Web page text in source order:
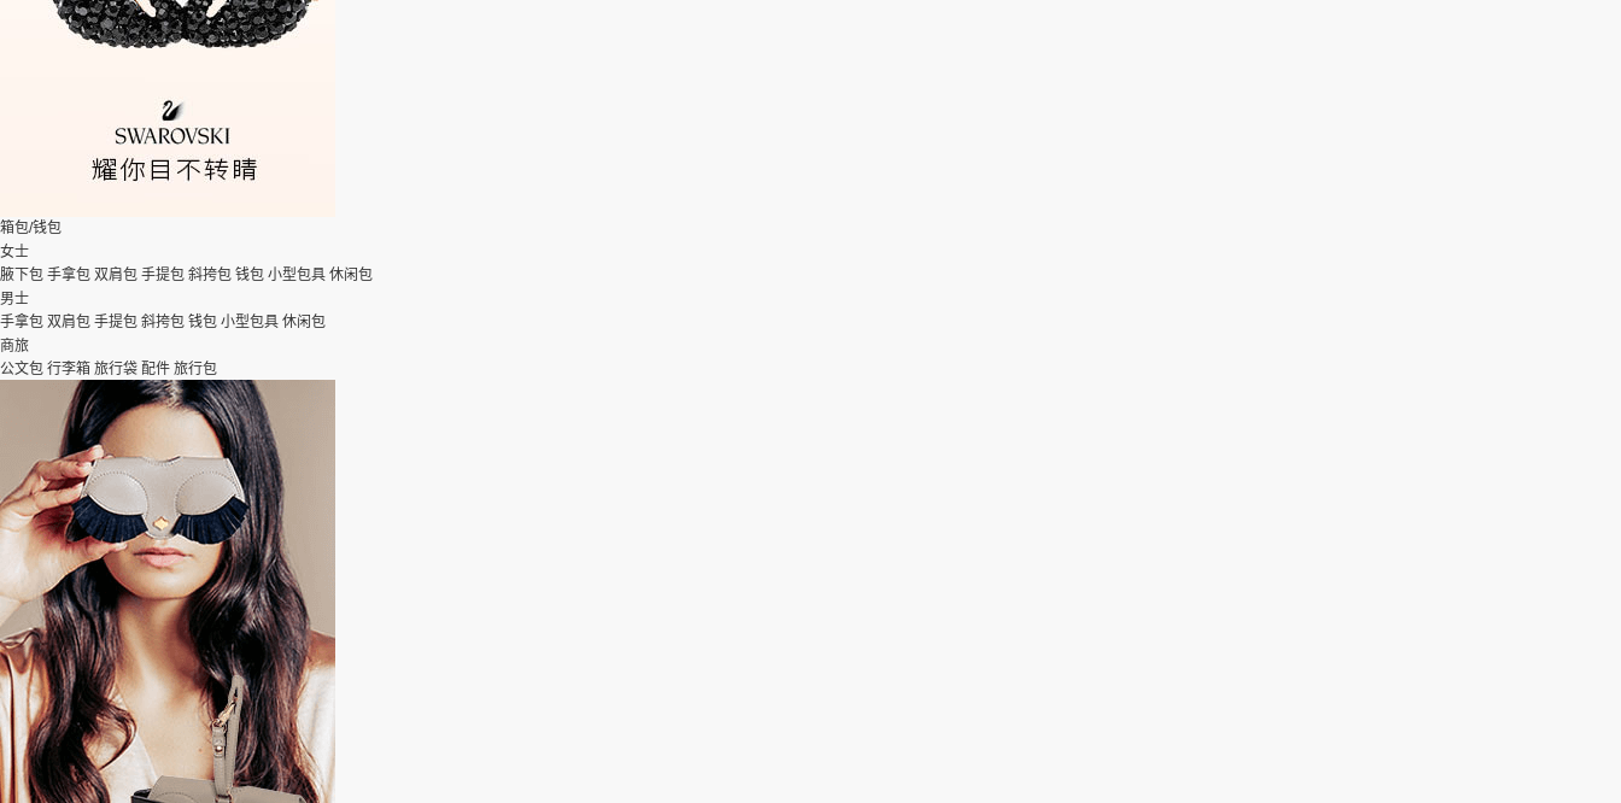
箱包/钱包
女士
腋下包 手拿包 双肩包 手提包 斜挎包 钱包 小型包具 休闲包
男士
手拿包 双肩包 手提包 斜挎包 钱包 小型包具 休闲包
商旅
公文包 行李箱 旅行袋 配件 旅行包